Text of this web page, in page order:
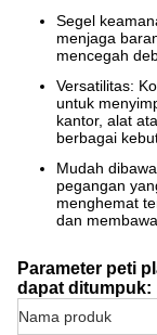
Segel
menjaga
mencegah
Versatilitas:
untuk
kantor, alat
berbagai
Mudah
pegangan
menghemat
dan membawa.
Parameter peti
dapat ditumpuk:
Nama produk